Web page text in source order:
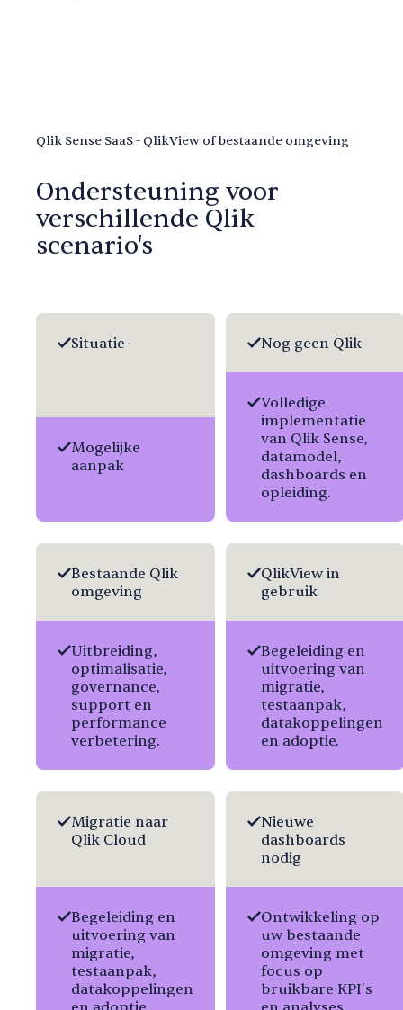
Qlik Sense SaaS - QlikView of bestaande omgeving
Ondersteuning voor
verschillende Qlik
scenario's
Situatie
Mogelijke
aanpak
Nog geen Qlik
Volledige
implementatie
van Qlik Sense,
datamodel,
dashboards en
opleiding.
Bestaande Qlik
omgeving
Uitbreiding,
optimalisatie,
governance,
support en
performance
verbetering.
QlikView in
gebruik
Begeleiding en
uitvoering van
migratie,
testaanpak,
datakoppelingen
en adoptie.
Migratie naar
Qlik Cloud
Begeleiding en
uitvoering van
migratie,
testaanpak,
datakoppelingen
Nieuwe
dashboards
nodig
Ontwikkeling op
uw bestaande
omgeving met
focus op
bruikbare KPI's